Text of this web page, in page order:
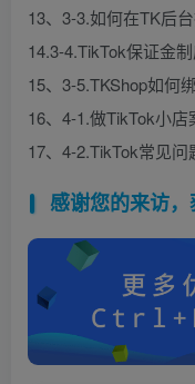
13、3-3.如何在TK后
14.3-4.TikTok保证金
15、3-5.TKShop如何
16、4-1.做TikTok小
17、4-2.TikTok常见
感谢您的来访，